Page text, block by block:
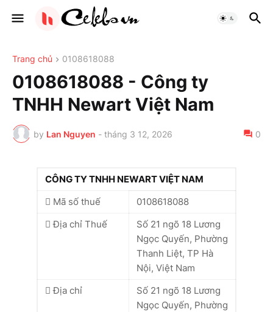
Trang chủ 0108618088
0108618088 - Công ty
TNHH Newart Việt Nam
by Lan Nguyen - tháng 3 12, 2026 0
CÔNG TY TNHH NEWART VIỆT NAM
Mã số thuế
0108618088
Địa chỉ Thuế
Số 21 ngõ 18 Lương
Ngọc Quyến, Phường
Thanh Liệt, TP Hà
Nội, Việt Nam
Địa chỉ
Số 21 ngõ 18 Lương
Ngọc Quyến, Phường